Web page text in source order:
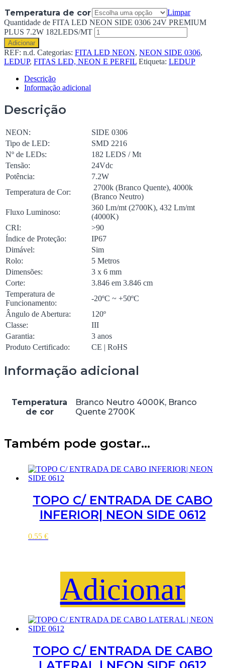
Temperatura de cor
Limpar
Quantidade de FITA LED NEON SIDE 0306 24V PREMIUM
PLUS 7.2W 182LEDS/MT
Adicionar
REF: n.d. Categorias: FITA LED NEON, NEON SIDE 0306,
LEDUP, FITAS LED, NEON E PERFIL Etiqueta: LEDUP
Descrição
Informação adicional
Descrição
NEON:
SIDE 0306
Tipo de LED:
SMD 2216
Nº de LEDs:
182 LEDS / Mt
Tensão:
24Vdc
Potência:
7.2W
Temperatura de Cor:
2700k (Branco Quente), 4000k
(Branco Neutro)
Fluxo Luminoso:
360 Lm/mt (2700K), 432 Lm/mt
(4000K)
CRI:
>90
Índice de Proteção:
IP67
Dimável:
Sim
Rolo:
5 Metros
Dimensões:
3 x 6 mm
Corte:
3.846 em 3.846 cm
Temperatura de
Funcionamento:
-20ºC ~ +50ºC
Ângulo de Abertura:
120º
Classe:
III
Garantia:
3 anos
Produto Certificado:
CE | RoHS
Informação adicional
Temperatura
de cor
Branco Neutro 4000K, Branco
Quente 2700K
Também pode gostar…
TOPO C/ ENTRADA DE CABO
INFERIOR| NEON SIDE 0612
0.55 €
Adicionar
TOPO C/ ENTRADA DE CABO